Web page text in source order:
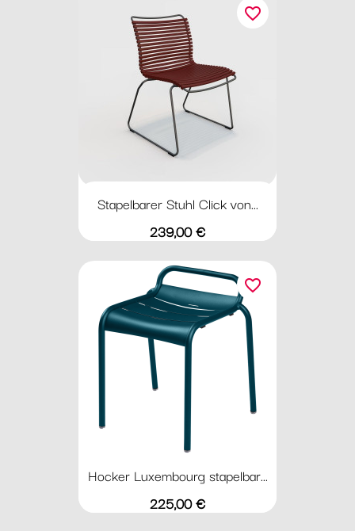
Stapelbarer Stuhl Click von...
Preis
239,00 €
favorite_border
Hocker Luxembourg stapelbar...
Preis
225,00 €
favorite_border